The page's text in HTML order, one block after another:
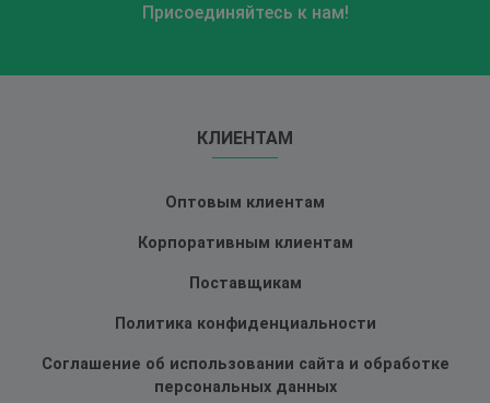
Присоединяйтесь к нам!
КЛИЕНТАМ
Оптовым клиентам
Корпоративным клиентам
Поставщикам
Политика конфиденциальности
Соглашение об использовании сайта и обработке
персональных данных